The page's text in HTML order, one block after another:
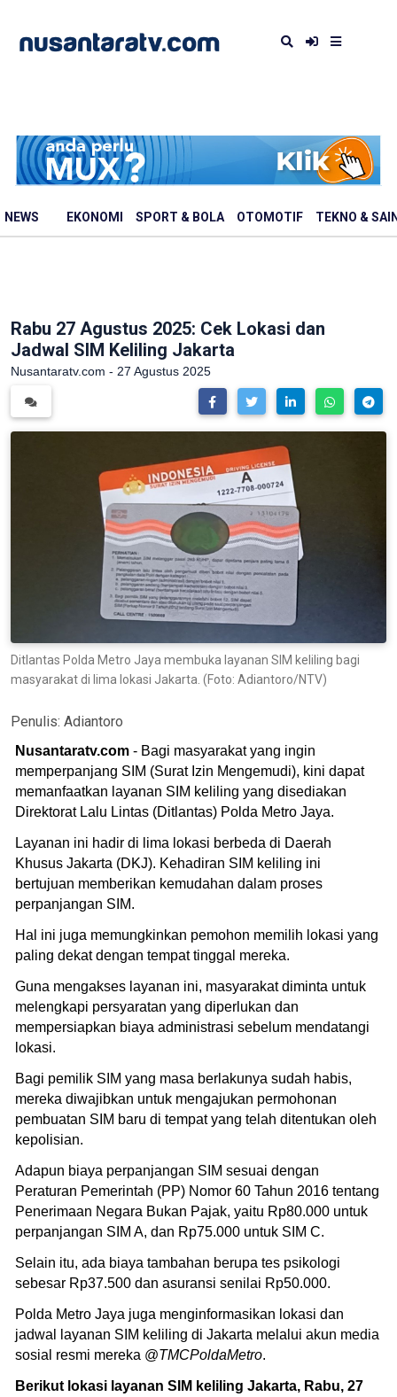
NEWS EKONOMI SPORT & BOLA OTOMOTIF TEKNO &
Rabu 27 Agustus 2025: Cek Lokasi dan
Jadwal SIM Keliling Jakarta
Nusantaratv.com - 27 Agustus 2025
Ditlantas Polda Metro Jaya membuka layanan SIM keliling bagi
masyarakat di lima lokasi Jakarta. (Foto: Adiantoro/NTV)
Penulis: Adiantoro
Nusantaratv.com - Bagi masyarakat yang ingin
memperpanjang SIM (Surat Izin Mengemudi), kini dapat
memanfaatkan layanan SIM keliling yang disediakan
Direktorat Lalu Lintas (Ditlantas) Polda Metro Jaya.
Layanan ini hadir di lima lokasi berbeda di Daerah
Khusus Jakarta (DKJ). Kehadiran SIM keliling ini
bertujuan memberikan kemudahan dalam proses
perpanjangan SIM.
Hal ini juga memungkinkan pemohon memilih lokasi yang
paling dekat dengan tempat tinggal mereka.
Guna mengakses layanan ini, masyarakat diminta untuk
melengkapi persyaratan yang diperlukan dan
mempersiapkan biaya administrasi sebelum mendatangi
lokasi.
Bagi pemilik SIM yang masa berlakunya sudah habis,
mereka diwajibkan untuk mengajukan permohonan
pembuatan SIM baru di tempat yang telah ditentukan oleh
kepolisian.
Adapun biaya perpanjangan SIM sesuai dengan
Peraturan Pemerintah (PP) Nomor 60 Tahun 2016 tentang
Penerimaan Negara Bukan Pajak, yaitu Rp80.000 untuk
perpanjangan SIM A, dan Rp75.000 untuk SIM C.
Selain itu, ada biaya tambahan berupa tes psikologi
sebesar Rp37.500 dan asuransi senilai Rp50.000.
Polda Metro Jaya juga menginformasikan lokasi dan
jadwal layanan SIM keliling di Jakarta melalui akun media
sosial resmi mereka @TMCPoldaMetro.
Berikut lokasi layanan SIM keliling Jakarta, Rabu, 27